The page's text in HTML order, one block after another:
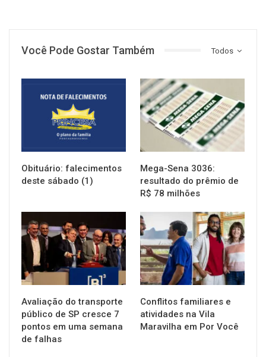
Todos
Você Pode Gostar Também
Obituário: falecimentos
deste sábado (1)
NOTÍCIAS
Mega-Sena 3036:
resultado do prêmio de
R$ 78 milhões
NOTÍCIAS
Avaliação do transporte
público de SP cresce 7
pontos em uma semana
de falhas
Conflitos familiares e
atividades na Vila
Maravilha em Por Você